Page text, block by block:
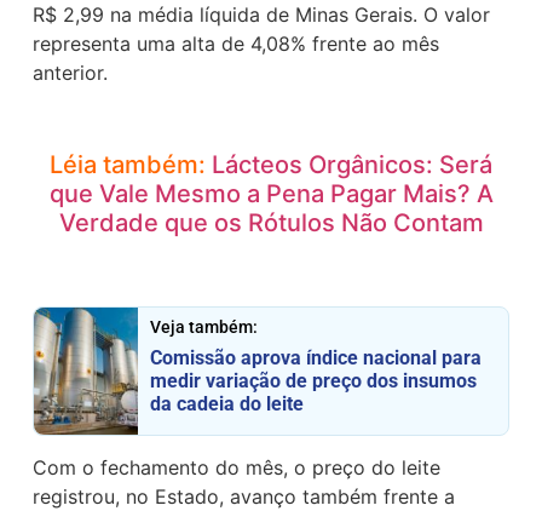
R$ 2,99 na média líquida de Minas Gerais. O valor
representa uma alta de 4,08% frente ao mês
anterior.
Léia também: Lácteos Orgânicos: Será
que Vale Mesmo a Pena Pagar Mais? A
Verdade que os Rótulos Não Contam
Veja também:
Comissão aprova índice nacional para
medir variação de preço dos insumos
da cadeia do leite
Com o fechamento do mês, o preço do leite
registrou, no Estado, avanço também frente a